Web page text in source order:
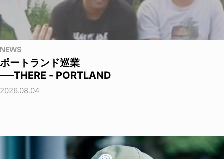
NEWS
ポートランド巡業
──THERE - PORTLAND
2026.08.04